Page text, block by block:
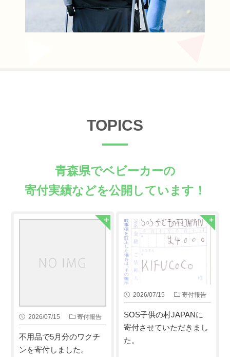
TOPICS
青森県でベビーカーの
寄付実績などを公開しています！
2026/07/15 寄付報告
不用品で5月分のワクチ
ンを寄付しました。
2026/07/15 寄付報告
SOS子供の村JAPANに
寄付させていただきまし
た。